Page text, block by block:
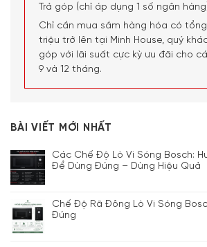
Trả góp (chỉ áp dụng 1 số ngân
Chỉ cần mua sắm hàng hóa có
triệu trở lên tại Minh House, quý
góp với lãi suất cực kỳ ưu đãi cho
9 và 12 tháng.
BÀI VIẾT MỚI NHẤT
Các Chế Độ Lò Vi Sóng Bosch:
Để Dùng Đúng – Dùng Hiệu Quả
Chế Độ Rã Đông Lò Vi Sóng
Đúng